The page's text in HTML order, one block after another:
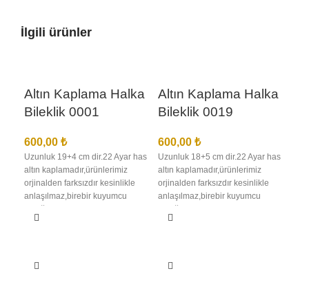
İlgili ürünler
Altın Kaplama Halka
Bileklik 0001
600,00 ₺
Uzunluk 19+4 cm dir.22 Ayar has
altın kaplamadır,ürünlerimiz
orjinalden farksızdır kesinlikle
anlaşılmaz,birebir kuyumcu
kaplamadır kararma solma
yanıltma,kargo teslimat süresi
Altın Kaplama Halka
Bileklik 0019
600,00 ₺
Uzunluk 18+5 cm dir.22 Ayar has
altın kaplamadır,ürünlerimiz
orjinalden farksızdır kesinlikle
anlaşılmaz,birebir kuyumcu
kaplamadır kararma solma
yanıltma,kargo teslimat süresi